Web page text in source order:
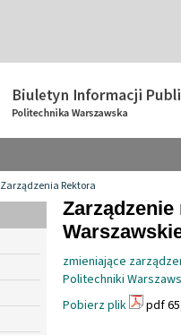
Zarządzenia Rektora
zmieniające
Politechniki
Pobierz plik
pdf